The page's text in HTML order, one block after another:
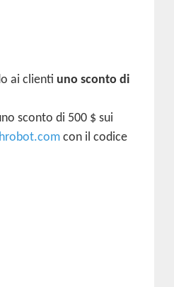
ai clienti uno sconto di
sconto di 500 $ sui
con il codice